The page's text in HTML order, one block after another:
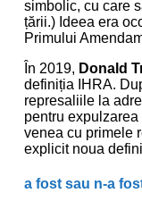
simbolic, cu care
țării.) Ideea era
Primului
În 2019, Donald
definiția IHRA.
represaliile la
pentru
venea cu primele
explicit noua
a fost sau n-a